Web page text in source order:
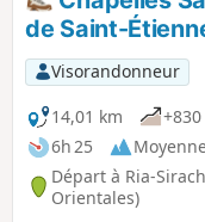
présents. Voir
cette randonnée :
diverses.
de Saint-
Visorandonneur
14,01 km
6h 25
Départ à Ria-
Orientales)